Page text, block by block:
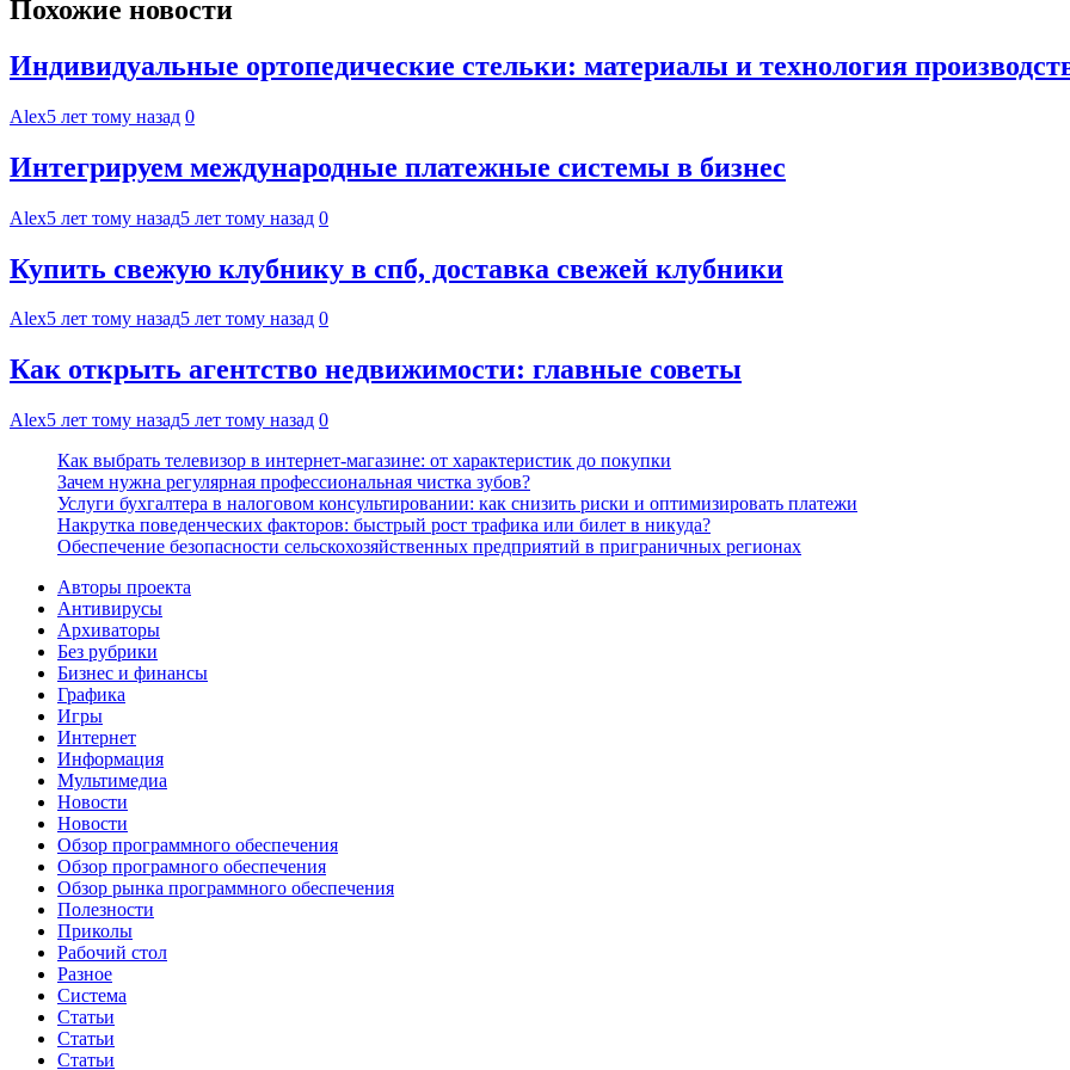
Похожие новости
Индивидуальные ортопедические стельки: материалы и технология
Alex5 лет тому назад 0
Интегрируем международные платежные системы в бизнес
Alex5 лет тому назад5 лет тому назад 0
Купить свежую клубнику в спб, доставка свежей клубники
Alex5 лет тому назад5 лет тому назад 0
Как открыть агентство недвижимости: главные советы
Alex5 лет тому назад5 лет тому назад 0
Как выбрать телевизор в интернет-магазине: от характеристик до покупки
Зачем нужна регулярная профессиональная чистка зубов?
Услуги бухгалтера в налоговом консультировании: как снизить риски и оптимизировать платежи
Накрутка поведенческих факторов: быстрый рост трафика или билет в никуда?
Обеспечение безопасности сельскохозяйственных предприятий в приграничных регионах
Авторы проекта
Антивирусы
Архиваторы
Без рубрики
Бизнес и финансы
Графика
Игры
Интернет
Информация
Мультимедиа
Новости
Новости
Обзор программного обеспечения
Обзор програмного обеспечения
Обзор рынка программного обеспечения
Полезности
Приколы
Рабочий стол
Разное
Система
Статьи
Статьи
Статьи